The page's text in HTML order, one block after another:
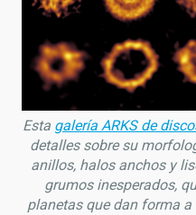
Esta galería ARKS de
detalles sobre su
anillos, halos anchos y
grumos inesperados,
planetas que dan forma